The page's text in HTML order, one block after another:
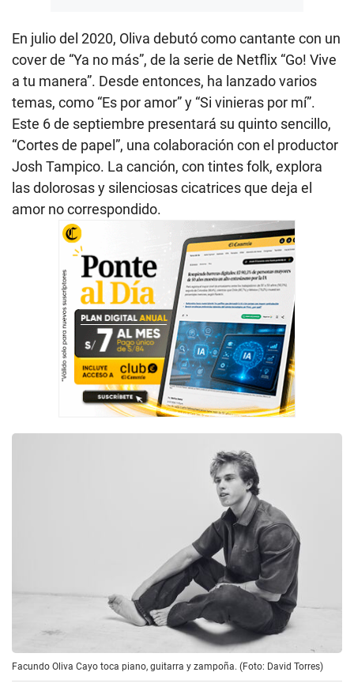
En julio del 2020, Oliva debutó como cantante con un
cover de “Ya no más”, de la serie de Netflix “Go! Vive
a tu manera”. Desde entonces, ha lanzado varios
temas, como “Es por amor” y “Si vinieras por mí”.
Este 6 de septiembre presentará su quinto sencillo,
“Cortes de papel”, una colaboración con el productor
Josh Tampico. La canción, con tintes folk, explora
las dolorosas y silenciosas cicatrices que deja el
amor no correspondido.
Facundo Oliva Cayo toca piano, guitarra y zampoña. (Foto: David Torres)